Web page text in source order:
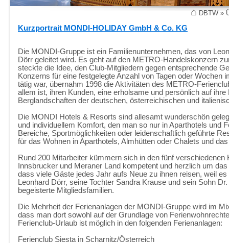
⌂ DBTW »
Kurzportrait MONDI-HOLIDAY GmbH & Co. KG
Die MONDI-Gruppe ist ein Familienunternehmen, das von
Dörr geleitet wird. Es geht auf den METRO-Handelskonzern
steckte die Idee, den Club-Mitgliedern gegen entsprechende
Konzerns für eine festgelegte Anzahl von Tagen oder
tätig war, übernahm 1998 die Aktivitäten des METRO-
allem ist, ihren Kunden, eine erholsame und persönlich auf
Berglandschaften der deutschen, österreichischen und
Die MONDI Hotels & Resorts sind allesamt wunderschön
und individuellem Komfort, den man so nur in Aparthotels und
Bereiche, Sportmöglichkeiten oder leidenschaftlich geführte
für das Wohnen in Aparthotels, Almhütten oder Chalets und
Rund 200 Mitarbeiter kümmern sich in den fünf
Innsbrucker und Meraner Land kompetent und herzlich um
dass viele Gäste jedes Jahr aufs Neue zu ihnen reisen, weil
Leonhard Dörr, seine Tochter Sandra Krause und sein Sohn
begeisterte Mitgliedsfamilien.
Die Mehrheit der Ferienanlagen der MONDI-Gruppe wird im
dass man dort sowohl auf der Grundlage von
Ferienclub-Urlaub ist möglich in den folgenden Ferienanlagen:
Ferienclub Siesta in Scharnitz/Österreich